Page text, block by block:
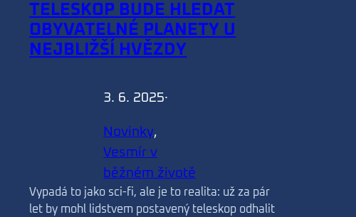
TELESKOP BUDE HLEDAT
OBYVATELNÉ PLANETY U
NEJBLIŽŠÍ HVĚZDY
3. 6. 2025·
Novinky
Vesmír v
běžném životě
Vypadá to jako sci-fi, ale je to realita: už za pár
let by mohl lidstvem postavený teleskop odhalit